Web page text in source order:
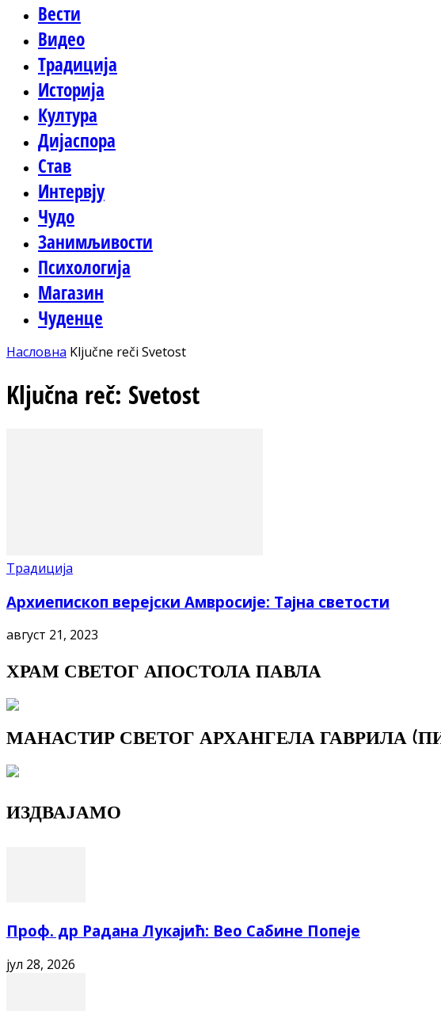
Вести
Видео
Традиција
Историја
Култура
Дијаспора
Став
Интервју
Чудо
Занимљивости
Психологија
Магазин
Чуденце
Насловна Ključne reči Svetost
Ključna reč: Svetost
Традиција
Архиепископ верејски Амвросије: Тајна светости
август 21, 2023
ХРАМ СВЕТОГ АПОСТОЛА ПАВЛА
МАНАСТИР СВЕТОГ АРХАНГЕЛА ГАВРИЛА
ИЗДВАЈАМО
Проф. др Радана Лукајић: Вео Сабине Попеје
јул 28, 2026